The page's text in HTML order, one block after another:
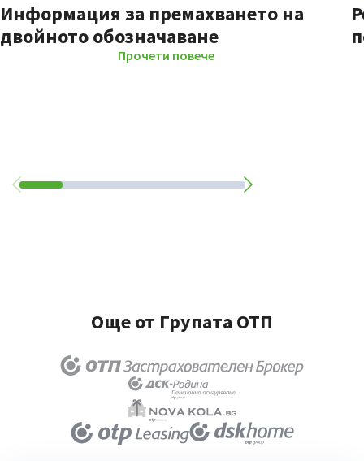
Информация за премахването на
двойното обозначаване
Прочети повече
Още от Групата ОТП